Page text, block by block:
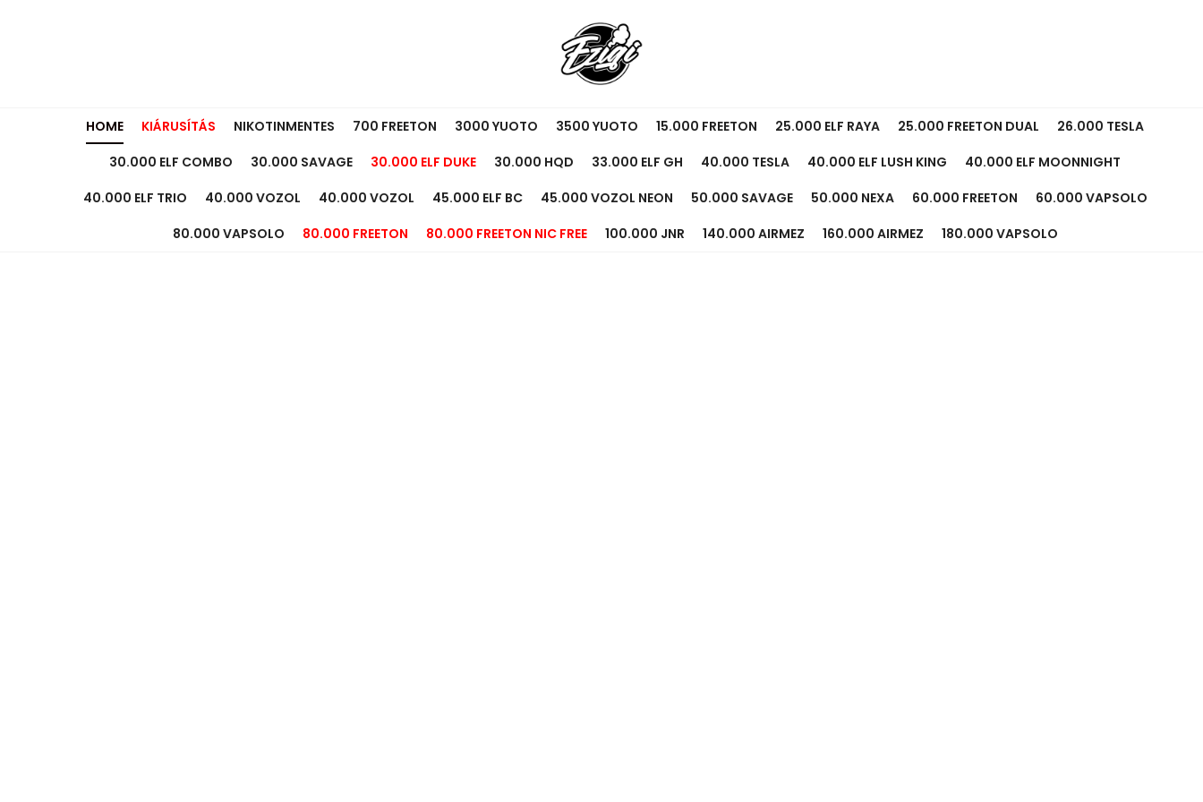
HOME KIÁRUSÍTÁS NIKOTINMENTES 700 FREETON 3000 YUOTO 3500 YUOTO 15.000 FREETON 25.000 ELF RAYA 25.000 FREETON DUAL
26.000 TESLA
30.000 ELF COMBO
30.000 SAVAGE 30.000 ELF DUKE 30.000 HQD 33.000 ELF GH 40.000 TESLA 40.000 ELF LUSH KING
40.000 ELF MOONNIGHT
40.000 ELF TRIO
40.000 VOZOL 40.000 VOZOL 45.000 ELF BC 45.000 VOZOL NEON 50.000 SAVAGE 50.000 NEXA 60.000 FREETON
60.000 VAPSOLO
80.000 VAPSOLO
80.000 FREETON 80.000 FREETON NIC FREE 100.000 JNR 140.000 AIRMEZ 160.000 AIRMEZ 180.000 VAPSOLO